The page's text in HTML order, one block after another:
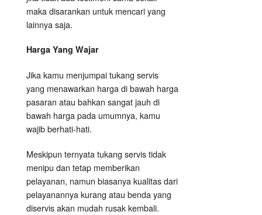
maka disarankan untuk mencari yang
lainnya saja.
Harga Yang Wajar
Jika kamu menjumpai tukang servis
yang menawarkan harga di bawah harga
pasaran atau bahkan sangat jauh di
bawah harga pada umumnya, kamu
wajib berhati-hati.
Meskipun ternyata tukang servis tidak
menipu dan tetap memberikan
pelayanan, namun biasanya kualitas dari
pelayanannya kurang atau benda yang
diservis akan mudah rusak kembali.